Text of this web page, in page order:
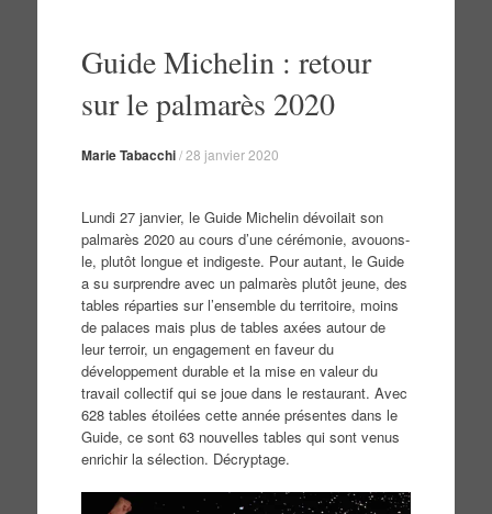
contenuGuide Michelin : retour
sur le palmarès 2020
Marie Tabacchi/28 janvier 2020
Lundi 27 janvier, le Guide Michelin dévoilait son
palmarès 2020 au cours d’une cérémonie, avouons-
le, plutôt longue et indigeste. Pour autant, le Guide
a su surprendre avec un palmarès plutôt jeune, des
tables réparties sur l’ensemble du territoire, moins
de palaces mais plus de tables axées autour de
leur terroir, un engagement en faveur du
développement durable et la mise en valeur du
travail collectif qui se joue dans le restaurant. Avec
628 tables étoilées cette année présentes dans le
Guide, ce sont 63 nouvelles tables qui sont venus
enrichir la sélection. Décryptage.